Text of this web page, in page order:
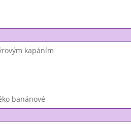
kapáním
banánové